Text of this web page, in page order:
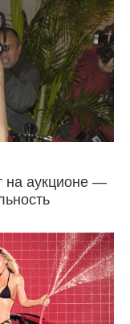
на аукционе —